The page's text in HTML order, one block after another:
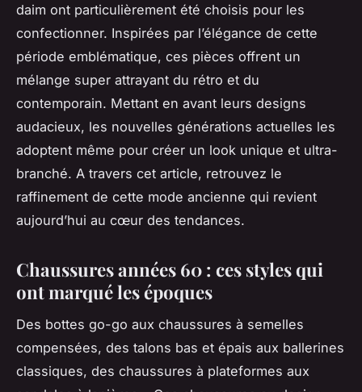
daim ont particulièrement été choisis pour les
confectionner. Inspirées par l’élégance de cette
période emblématique, ces pièces offrent un
mélange super attrayant du rétro et du
contemporain. Mettant en avant leurs designs
audacieux, les nouvelles générations actuelles les
adoptent même pour créer un look unique et ultra-
branché. A travers cet article, retrouvez le
raffinement de cette mode ancienne qui revient
aujourd’hui au cœur des tendances.
Chaussures années 60 : ces styles qui
ont marqué les époques
Des bottes go-go aux chaussures à semelles
compensées, des talons bas et épais aux ballerines
classiques, des chaussures à plateformes aux